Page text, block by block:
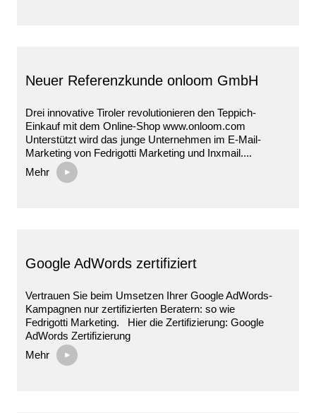
Neuer Referenzkunde onloom GmbH
Drei innovative Tiroler revolutionieren den Teppich-
Einkauf mit dem Online-Shop www.onloom.com
Unterstützt wird das junge Unternehmen im E-Mail-
Marketing von Fedrigotti Marketing und Inxmail....
Mehr
Google AdWords zertifiziert
Vertrauen Sie beim Umsetzen Ihrer Google AdWords-
Kampagnen nur zertifizierten Beratern: so wie
Fedrigotti Marketing. Hier die Zertifizierung: Google
AdWords Zertifizierung
Mehr